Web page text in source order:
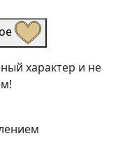
характер и не